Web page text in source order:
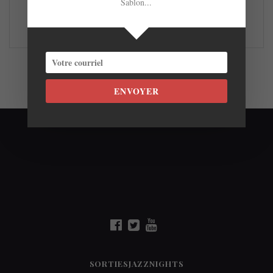
Donato, le Valérie Lacombe 4tet (photo), le RC Sextet et…
SORTIESJAZZNIGHTS
ENVOYER